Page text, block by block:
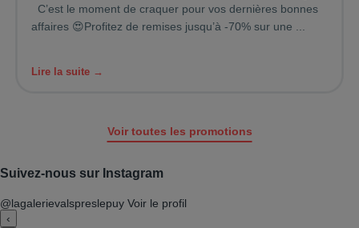
C’est le moment de craquer pour vos dernières bonnes
affaires 😍Profitez de remises jusqu’à -70% sur une ...
Lire la suite →
Voir toutes les promotions
Suivez-nous sur Instagram
@lagalerievalspreslepuy Voir le profil
‹